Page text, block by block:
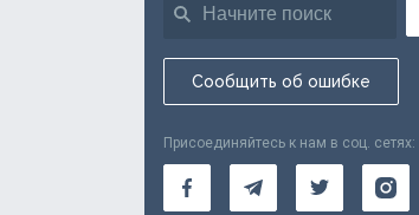
Сообщить об ошибке
Присоединяйтесь к нам в соц. сетях: